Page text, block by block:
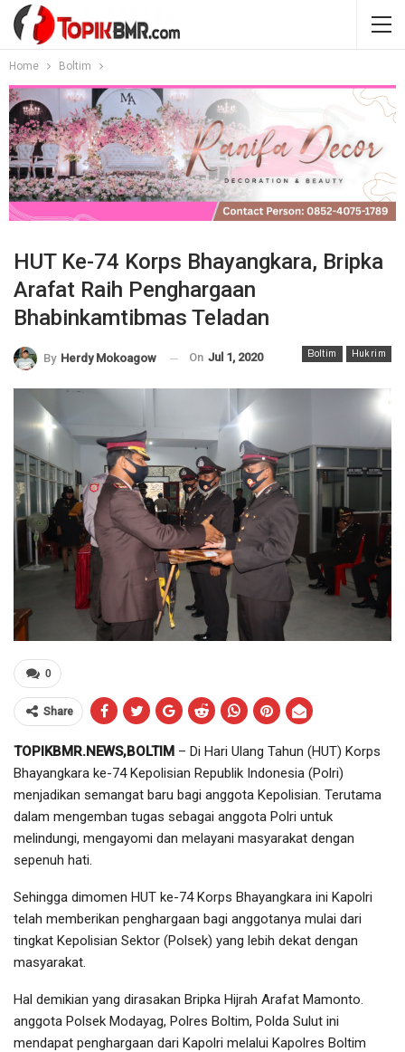
Home Boltim
HUT Ke-74 Korps Bhayangkara, Bripka
Arafat Raih Penghargaan
Bhabinkamtibmas Teladan
Boltim Hukrim
By Herdy Mokoagow On Jul 1, 2020
0
Share
TOPIKBMR.NEWS,BOLTIM – Di Hari Ulang Tahun (HUT) Korps
Bhayangkara ke-74 Kepolisian Republik Indonesia (Polri)
menjadikan semangat baru bagi anggota Kepolisian. Terutama
dalam mengemban tugas sebagai anggota Polri untuk
melindungi, mengayomi dan melayani masyarakat dengan
sepenuh hati.
Sehingga dimomen HUT ke-74 Korps Bhayangkara ini Kapolri
telah memberikan penghargaan bagi anggotanya mulai dari
tingkat Kepolisian Sektor (Polsek) yang lebih dekat dengan
masyarakat.
Hal demikian yang dirasakan Bripka Hijrah Arafat Mamonto.
anggota Polsek Modayag, Polres Boltim, Polda Sulut ini
mendapat penghargaan dari Kapolri melalui Kapolres Boltim